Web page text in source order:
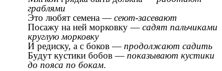
граблями
Это любят семена —сеют-засевают
Посажу на ней морковку —садят пальчиками
круглую морковку
И редиску, а с боков —продолжают садить
Будут кустики бобов —показывают кустики
до пояса по бокам.